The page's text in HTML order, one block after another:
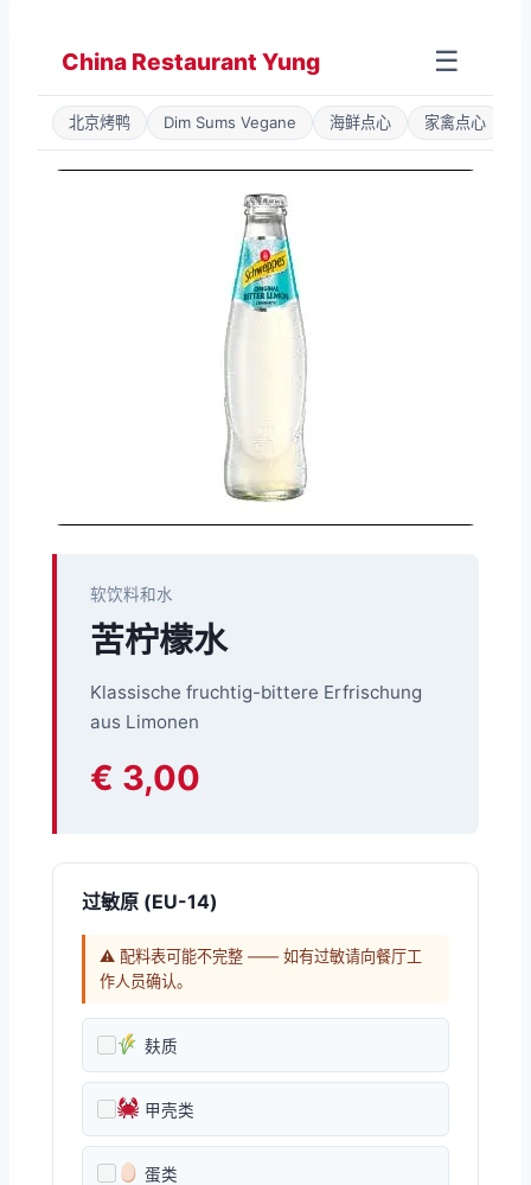
springen
China Restaurant Yung ☰
北京烤鸭 Dim Sums Vegane 海鲜点心 家禽点心
软饮料和水
苦柠檬水
Klassische fruchtig-bittere Erfrischung
aus Limonen
€ 3,00
过敏原 (EU-14)
⚠ 配料表可能不完整 —— 如有过敏请向餐厅工
作人员确认。
麸质
甲壳类
蛋类